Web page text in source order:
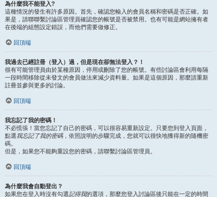
為什麼我不能登入?
這種情況的發生有許多原因。首先，確認您輸入的會員名稱和密碼是否正確。如
果是，請聯聯繫討論區管理員確認您的帳號是否被禁用。也有可能是網站擁有者
在後端的組態設定錯誤，而他們需要做修正。
回頂端
我過去已經註冊（登入）過，但是現在卻無法登入？！
很有可能管理員由於某種原因，停用或刪除了您的帳號。有些討論區會利用每隔
一段時間移除從未發文的會員做法來減少資料量。如果是這個原因，那麼請重新
註冊並參與更多的討論。
回頂端
我忘記了我的密碼！
不必慌張！當您忘記了自己的密碼，可以很容易重新設定。只要您到登入頁面，
點選我忘記了我的密碼，依照說明的步驟完成，您就可以很快地獲得新的隨機密
碼。
但是，如果您不能夠重設您的密碼，請聯繫討論區管理員。
回頂端
為什麼我會自動登出？
如果您在登入時沒有勾選記得我的選項，那麼您登入討論區後只能在一定的時間